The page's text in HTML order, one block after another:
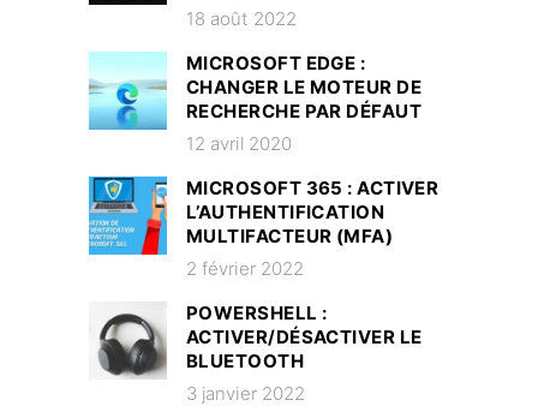
18 août 2022
MICROSOFT EDGE :
CHANGER LE MOTEUR DE
RECHERCHE PAR DÉFAUT
12 avril 2020
MICROSOFT 365 : ACTIVER
L’AUTHENTIFICATION
MULTIFACTEUR (MFA)
2 février 2022
POWERSHELL :
ACTIVER/DÉSACTIVER LE
BLUETOOTH
3 janvier 2022